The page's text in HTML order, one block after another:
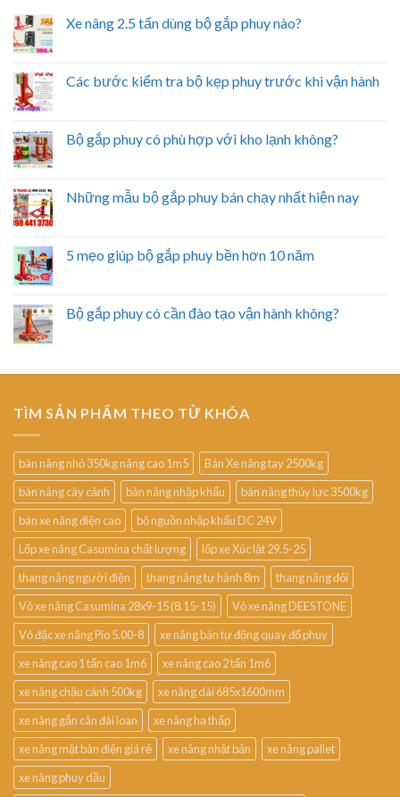
Xe nâng 2.5 tấn dùng bộ gắp phuy nào?
Các bước kiểm tra bộ kẹp phuy trước khi vận hành
Bộ gắp phuy có phù hợp với kho lạnh không?
Những mẫu bộ gắp phuy bán chạy nhất hiện nay
5 mẹo giúp bộ gắp phuy bền hơn 10 năm
Bộ gắp phuy có cần đào tạo vận hành không?
TÌM SẢN PHẨM THEO TỪ KHÓA
bàn nâng nhỏ 350kg nâng cao 1m5
Bán Xe nâng tay 2500kg
bàn nâng cây cảnh
bàn nâng nhập khẩu
bàn nâng thủy lực 3500kg
bán xe nâng điện cao
bộ nguồn nhập khẩu DC 24V
Lốp xe nâng Casumina chất lượng
lốp xe Xúc lật 29.5-25
thang nâng người điện
thang nâng tự hành 8m
thang nâng đôi
Vỏ xe nâng Casumina 28x9-15 (8.15-15)
Vỏ xe nâng DEESTONE
Vỏ đặc xe nâng Pio 5.00-8
xe nâng bán tự động quay đổ phuy
xe nâng cao 1 tấn cao 1m6
xe nâng cao 2 tấn 1m6
xe nâng chậu cảnh 500kg
xe nâng dài 685x1600mm
xe nâng gắn cân đài loan
xe nâng hạ thấp
xe nâng mặt bàn điện giá rẻ
xe nâng nhật bản
xe nâng pallet
xe nâng phuy dầu